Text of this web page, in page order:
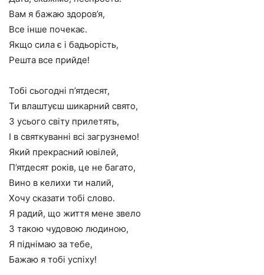
Вам я бажаю здоров’я,
Все інше почекає.
Якщо сила є і бадьорість,
Решта все прийде!
Тобі сьогодні п’ятдесят,
Ти влаштуєш шикарний свято,
З усього світу прилетять,
І в святкуванні всі загрузнемо!
Який прекрасний ювілей,
П’ятдесят років, це не багато,
Вино в келихи ти налий,
Хочу сказати тобі слово.
Я радий, що життя мене звело
З такою чудовою людиною,
Я піднімаю за тебе,
Бажаю я тобі успіху!